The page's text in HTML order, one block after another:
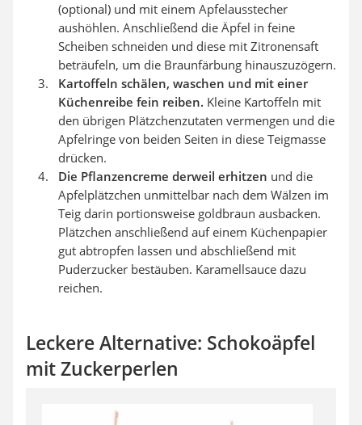
(optional) und mit einem Apfelausstecher
aushöhlen. Anschließend die Äpfel in feine
Scheiben schneiden und diese mit Zitronensaft
beträufeln, um die Braunfärbung hinauszuzögern.
Kartoffeln schälen, waschen und mit einer
Küchenreibe fein reiben. Kleine Kartoffeln mit
den übrigen Plätzchenzutaten vermengen und die
Apfelringe von beiden Seiten in diese Teigmasse
drücken.
Die Pflanzencreme derweil erhitzen und die
Apfelplätzchen unmittelbar nach dem Wälzen im
Teig darin portionsweise goldbraun ausbacken.
Plätzchen anschließend auf einem Küchenpapier
gut abtropfen lassen und abschließend mit
Puderzucker bestäuben. Karamellsauce dazu
reichen.
Leckere Alternative: Schokoäpfel
mit Zuckerperlen